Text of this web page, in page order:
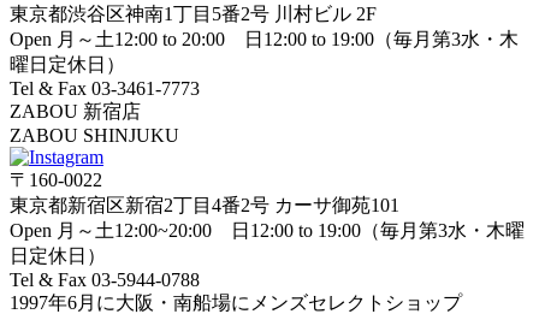
東京都渋谷区神南1丁目5番2号 川村ビル 2F
Open 月～土12:00 to 20:00 日12:00 to 19:00（毎月第3水・木
曜日定休日）
Tel & Fax 03-3461-7773
ZABOU 新宿店
ZABOU SHINJUKU
〒160-0022
東京都新宿区新宿2丁目4番2号 カーサ御苑101
Open 月～土12:00~20:00 日12:00 to 19:00（毎月第3水・木曜
日定休日）
Tel & Fax 03-5944-0788
1997年6月に大阪・南船場にメンズセレクトショップ